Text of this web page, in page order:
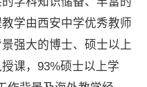
学由西安中学优秀教师
强大的博士、硕士以上
课，93%硕士以上学